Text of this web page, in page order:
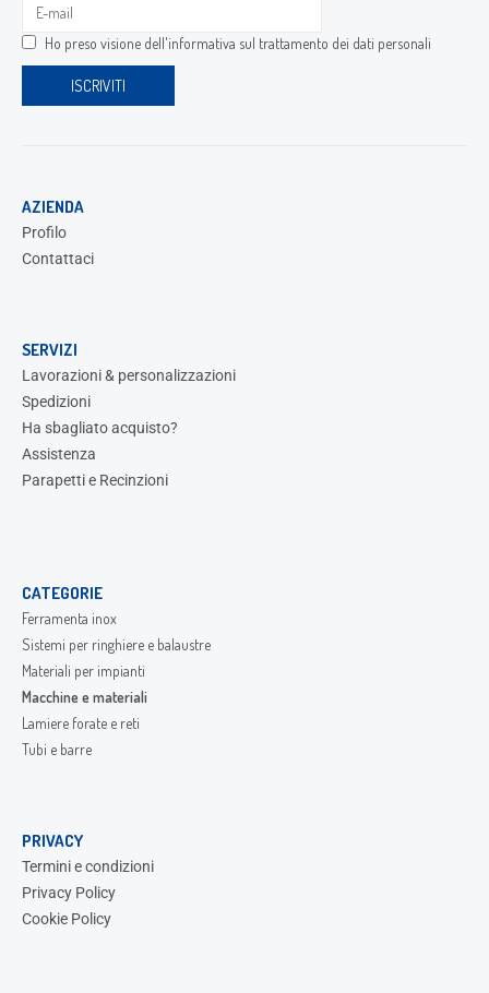
Ho preso visione dell'informativa sul trattamento dei dati personali
AZIENDA
Profilo
Contattaci
SERVIZI
Lavorazioni & personalizzazioni
Spedizioni
Ha sbagliato acquisto?
Assistenza
Parapetti e Recinzioni
CATEGORIE
Ferramenta inox
Sistemi per ringhiere e balaustre
Materiali per impianti
Macchine e materiali
Lamiere forate e reti
Tubi e barre
PRIVACY
Termini e condizioni
Privacy Policy
Cookie Policy